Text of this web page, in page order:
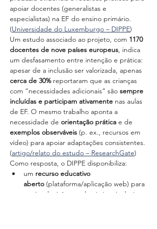
apoiar docentes (generalistas e
especialistas) na EF do ensino primário.
(Universidade do Luxemburgo – DIPPE)
Um estudo associado ao projeto, com 1170
docentes de nove países europeus, indica
um desfasamento entre intenção e prática:
apesar de a inclusão ser valorizada, apenas
cerca de 30% reportaram que as crianças
com “necessidades adicionais” são sempre
incluídas e participam ativamente nas aulas
de EF. O mesmo trabalho aponta a
necessidade de orientação prática e de
exemplos observáveis (p. ex., recursos em
vídeo) para apoiar adaptações consistentes.
(artigo/relato do estudo – ResearchGate)
Como resposta, o DIPPE disponibiliza:
um recurso educativo
aberto (plataforma/aplicação web) para
apoiar decisões pedagógicas inclusivas